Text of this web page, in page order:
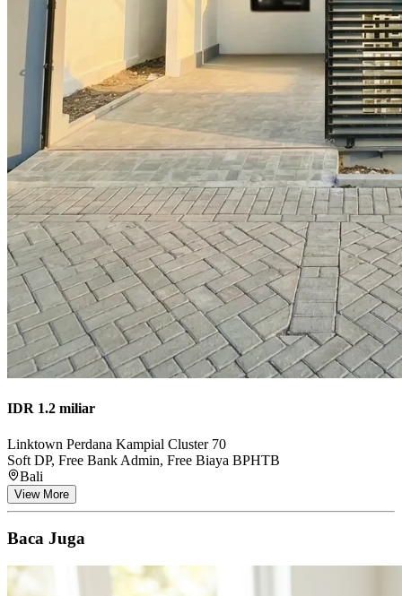
IDR 1.2 miliar
Linktown Perdana Kampial Cluster 70
Soft DP, Free Bank Admin, Free Biaya BPHTB
Bali
View More
Baca Juga